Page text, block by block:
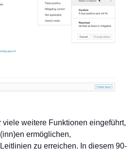
weitere Funktionen eingeführt,
ermöglichen,
zu erreichen. In diesem 90-